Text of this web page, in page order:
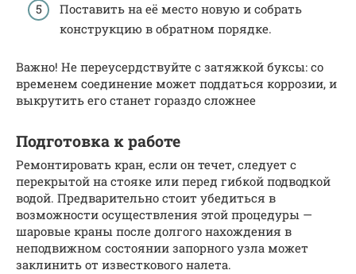
Поставить на её место новую и собрать
конструкцию в обратном порядке.
Важно! Не переусердствуйте с затяжкой буксы: со
временем соединение может поддаться коррозии, и
выкрутить его станет гораздо сложнее
Подготовка к работе
Ремонтировать кран, если он течет, следует с
перекрытой на стояке или перед гибкой подводкой
водой. Предварительно стоит убедиться в
возможности осуществления этой процедуры —
шаровые краны после долгого нахождения в
неподвижном состоянии запорного узла может
заклинить от известкового налета.